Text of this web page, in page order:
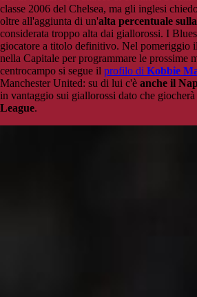
classe 2006 del Chelsea, ma gli inglesi
oltre all'aggiunta di un'alta percentuale
considerata troppo alta dai giallorossi. I
giocatore a titolo definitivo. Nel pomeriggio
nella Capitale per programmare le prossime
centrocampo si segue il profilo di Kobbie
Manchester United: su di lui c'è anche il
in vantaggio sui giallorossi dato che giocherà
League.